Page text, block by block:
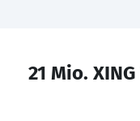
21 Mio.